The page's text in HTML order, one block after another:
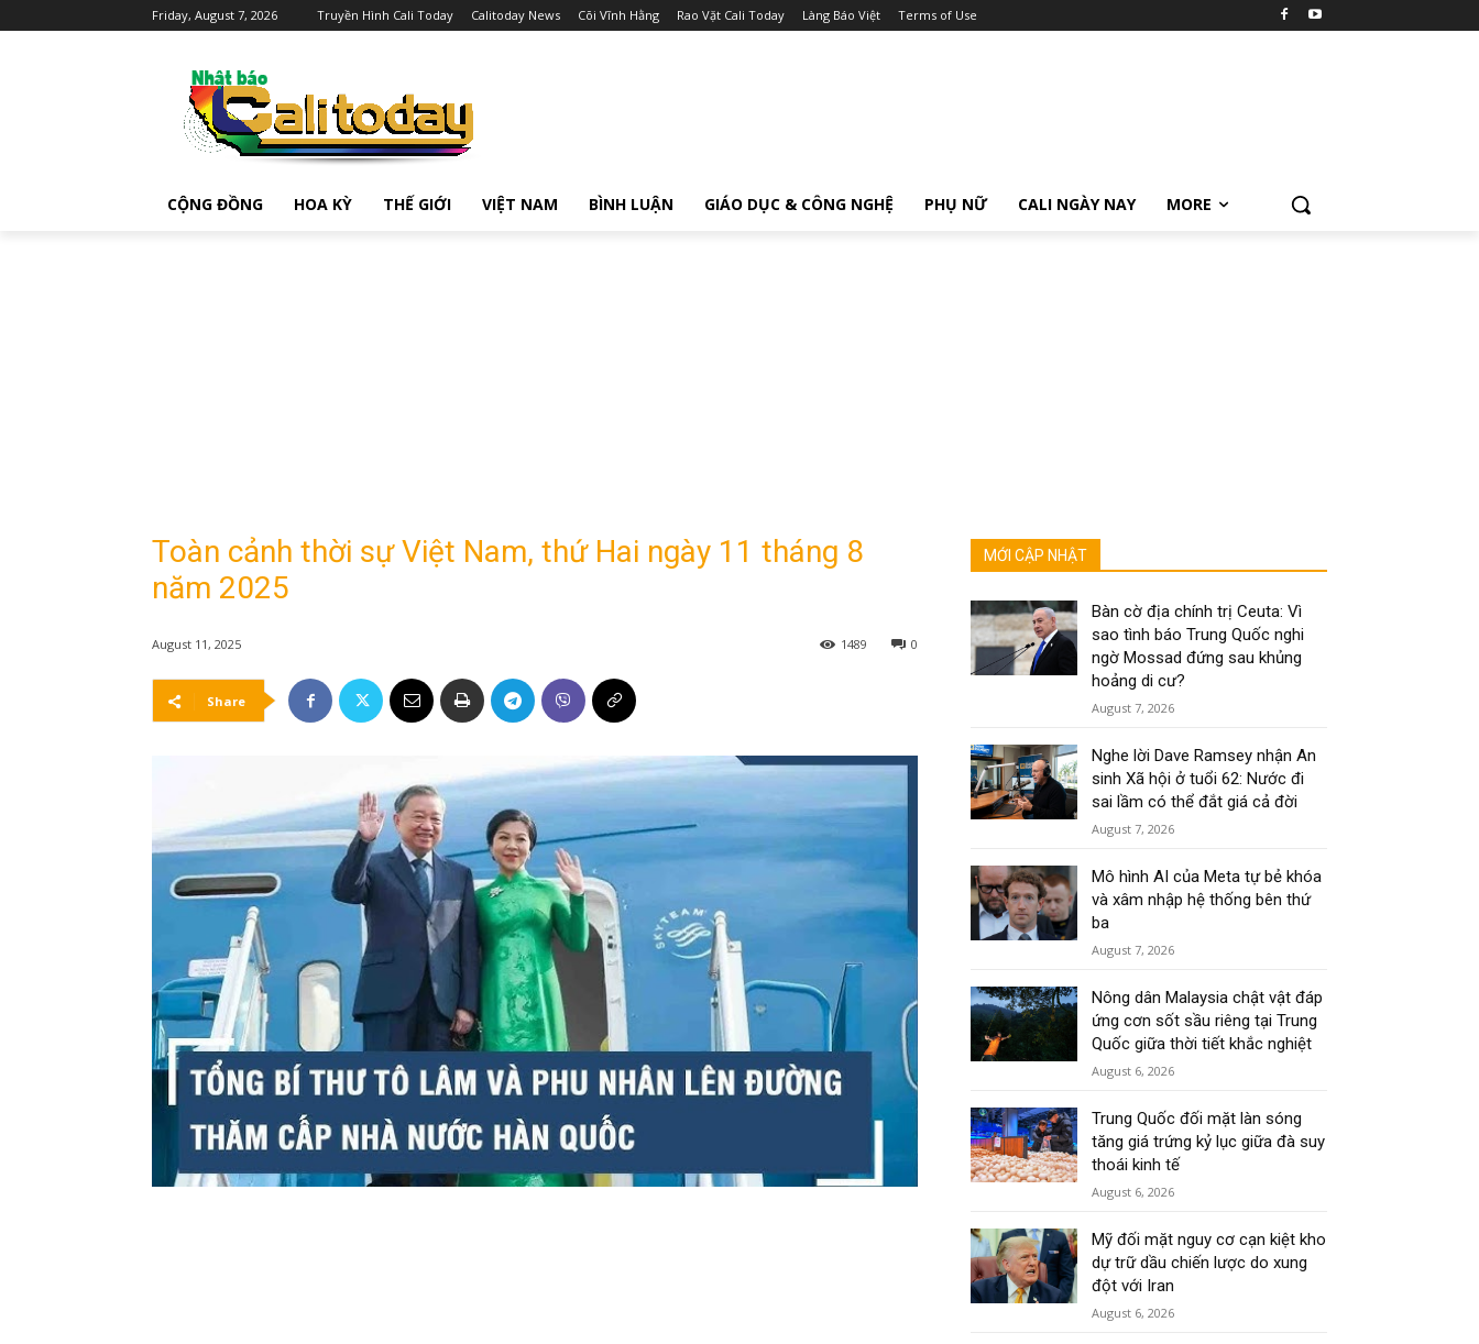
Friday, August 7, 2026 Truyền Hình Cali Today Calitoday News Cõi Vĩnh Hằng Rao Vặt Cali Today Làng Báo Việt Terms of Use
CỘNG ĐỒNG HOA KỲ THẾ GIỚI VIỆT NAM BÌNH LUẬN GIÁO DỤC & CÔNG NGHỆ PHỤ NỮ CALI NGÀY NAY MORE
Toàn cảnh thời sự Việt Nam, thứ Hai ngày 11 tháng 8
năm 2025
August 11, 2025 0
1489
Share
MỚI CẬP NHẬT
Bàn cờ địa chính trị Ceuta: Vì
sao tình báo Trung Quốc nghi
ngờ Mossad đứng sau khủng
hoảng di cư?
August 7, 2026
Nghe lời Dave Ramsey nhận An
sinh Xã hội ở tuổi 62: Nước đi
sai lầm có thể đắt giá cả đời
August 7, 2026
Mô hình AI của Meta tự bẻ khóa
và xâm nhập hệ thống bên thứ
ba
August 7, 2026
Nông dân Malaysia chật vật đáp
ứng cơn sốt sầu riêng tại Trung
Quốc giữa thời tiết khắc nghiệt
August 6, 2026
Trung Quốc đối mặt làn sóng
tăng giá trứng kỷ lục giữa đà suy
thoái kinh tế
August 6, 2026
Mỹ đối mặt nguy cơ cạn kiệt kho
dự trữ dầu chiến lược do xung
đột với Iran
August 6, 2026